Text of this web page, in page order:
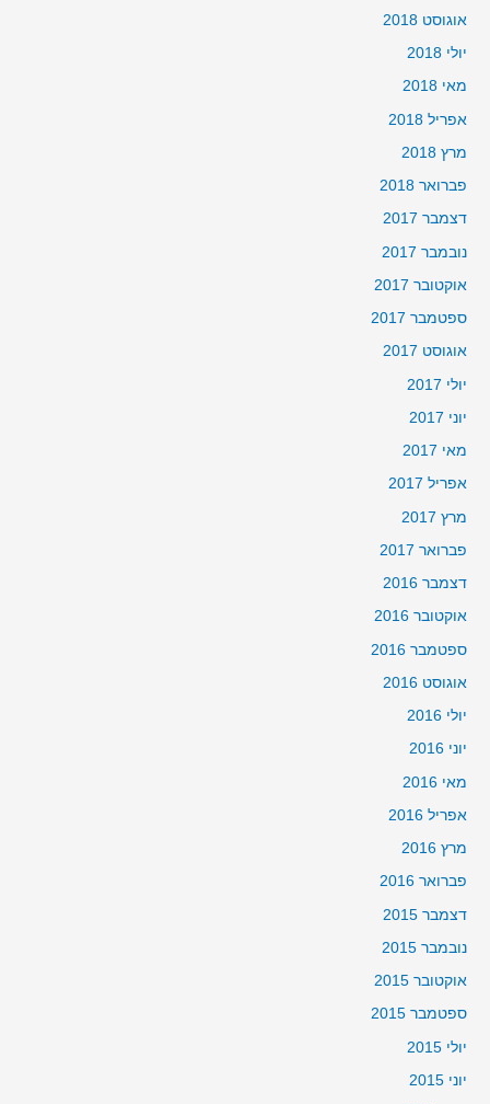
אוגוסט 2018
יולי 2018
מאי 2018
אפריל 2018
מרץ 2018
פברואר 2018
דצמבר 2017
נובמבר 2017
אוקטובר 2017
ספטמבר 2017
אוגוסט 2017
יולי 2017
יוני 2017
מאי 2017
אפריל 2017
מרץ 2017
פברואר 2017
דצמבר 2016
אוקטובר 2016
ספטמבר 2016
אוגוסט 2016
יולי 2016
יוני 2016
מאי 2016
אפריל 2016
מרץ 2016
פברואר 2016
דצמבר 2015
נובמבר 2015
אוקטובר 2015
ספטמבר 2015
יולי 2015
יוני 2015